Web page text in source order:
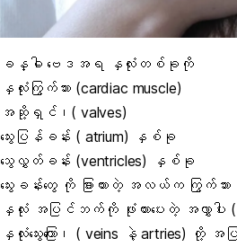
ခန္ဓါ ဗေဒအရ နှလုံးတစ်ခုကို
နှလုံးကြွက်သား (cardiac muscle)
အဆို့ရှင် ၊( valves)
သွေးပြန်ခန်း ( atrium) နှစ်ခု
သွေလွှတ်ခန်း (ventricles) နှစ်ခု
သွေးခန်းတွေ ကို ခြားထားတဲ့ အလယ်က ကြွက်သား
နှလုံး အပြင်ဘက်ကို ဖုံးထားပေးတဲ့ အလွှာပါး (
နှလုံးသွေးကြော၊ ( veins နဲ့ artries) တို့ အပြ